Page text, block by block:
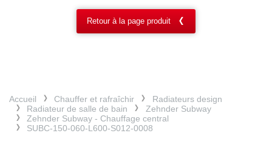
Retour à la page produit
Accueil Chauffer et rafraîchir
Radiateurs design
Radiateur de salle de bain
Zehnder Subway
Zehnder Subway - Chauffage central
SUBC-150-060-L600-S012-0008